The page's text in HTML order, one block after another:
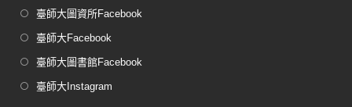
臺師大圖資所Facebook
臺師大Facebook
臺師大圖書館Facebook
臺師大Instagram